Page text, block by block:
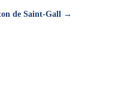
de Saint-Gall →